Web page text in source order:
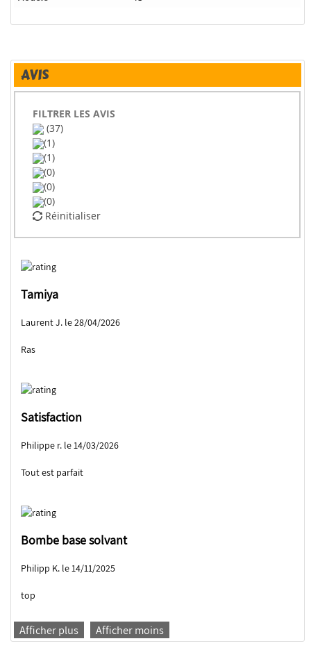
AVIS
FILTRER LES AVIS
(37)
(1)
(1)
(0)
(0)
(0)
Réinitialiser
Tamiya
Laurent J. le 28/04/2026
Ras
Satisfaction
Philippe r. le 14/03/2026
Tout est parfait
Bombe base solvant
Philipp K. le 14/11/2025
top
Afficher plus Afficher moins